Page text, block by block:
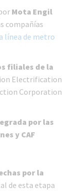
Mota Engil
compañías
línea de metro
filiales de la
Electrification
Corporation
por las
y CAF
por la
de esta etapa